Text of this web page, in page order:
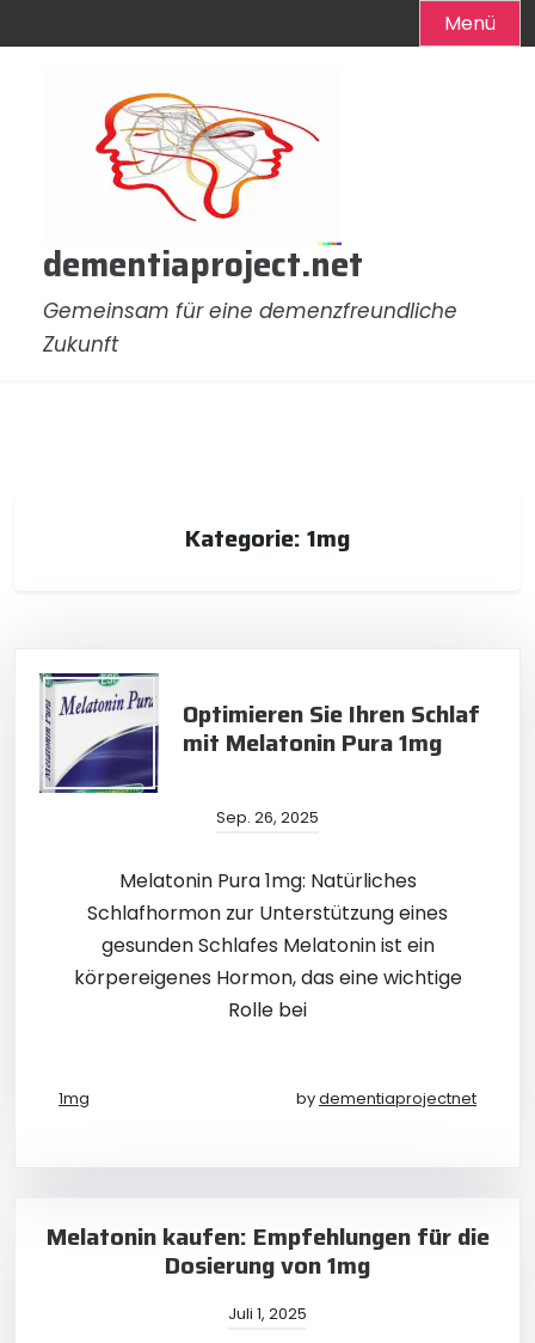
Menü
dementiaproject.net
Gemeinsam für eine demenzfreundliche
Zukunft
Kategorie:1mg
Optimieren Sie Ihren Schlaf
mit Melatonin Pura 1mg
Sep. 26, 2025
Melatonin Pura 1mg: Natürliches
Schlafhormon zur Unterstützung eines
gesunden Schlafes Melatonin ist ein
körpereigenes Hormon, das eine wichtige
Rolle bei
1mg bydementiaprojectnet
Melatonin kaufen: Empfehlungen für die
Dosierung von 1mg
Juli 1, 2025